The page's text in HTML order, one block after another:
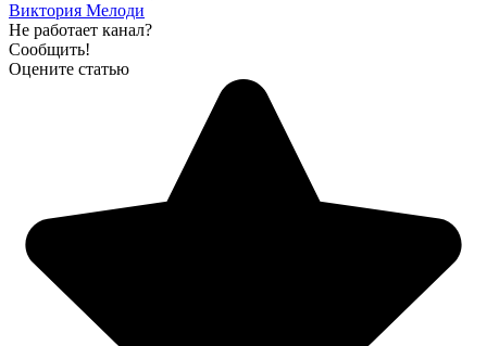
Виктория Мелоди
Не работает канал?
Сообщить!
Оцените статью